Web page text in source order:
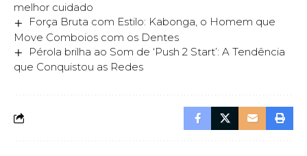
melhor cuidado
Força Bruta com Estilo: Kabonga, o Homem que
Move Comboios com os Dentes
Pérola brilha ao Som de ‘Push 2 Start’: A Tendência
que Conquistou as Redes